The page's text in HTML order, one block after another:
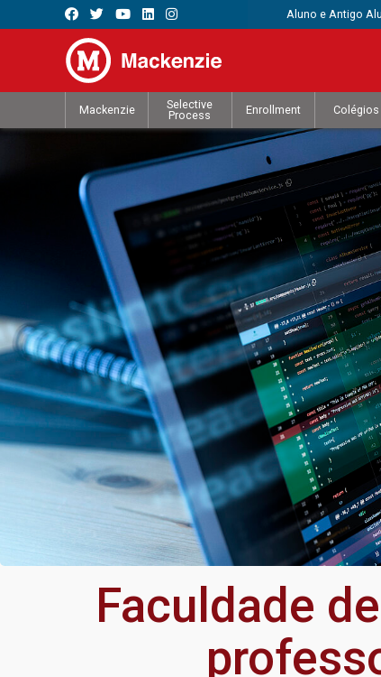
Aluno e Antigo
Mackenzie
Selective
Process
Enrollment Colégios
Faculdade